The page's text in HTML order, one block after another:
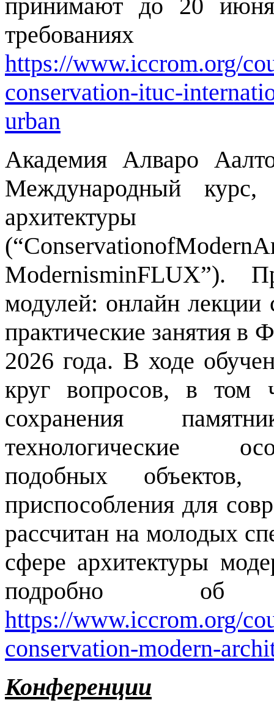
принимают до 20
https://www.iccrom.org/
conservation-ituc-
urban
Академия Алваро
Международный курс,
(“ConservationofModern
ModernisminFLUX”).
модулей: онлайн лекции
практические занятия
2026 года. В ходе
круг вопросов, в том
сохранения
технологические
подобных
приспособления для
рассчитан на молодых
сфере архитектуры
подробно об
https://www.iccrom.org/
conservation-modern-
Конференции